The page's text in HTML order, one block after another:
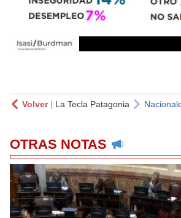
Volver| La Tecla Patagonia
OTRAS NOTAS